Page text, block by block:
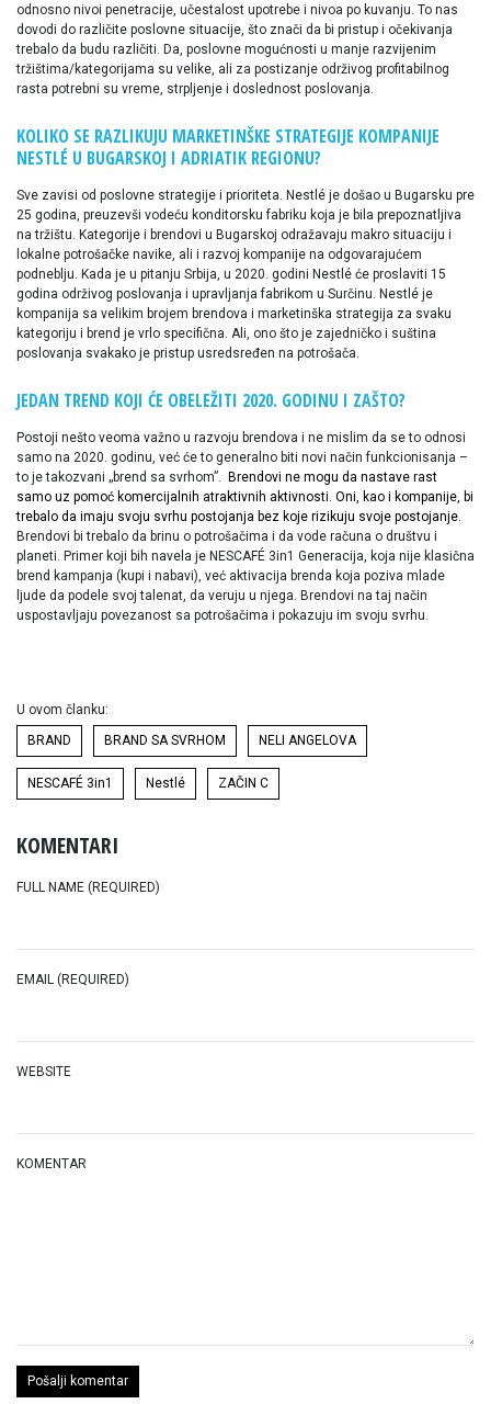
odnosno nivoi penetracije, učestalost upotrebe i nivoa po kuvanju. To nas
dovodi do različite poslovne situacije, što znači da bi pristup i očekivanja
trebalo da budu različiti. Da, poslovne mogućnosti u manje razvijenim
tržištima/kategorijama su velike, ali za postizanje održivog profitabilnog
rasta potrebni su vreme, strpljenje i doslednost poslovanja.
KOLIKO SE RAZLIKUJU MARKETINŠKE STRATEGIJE KOMPANIJE
NESTLÉ U BUGARSKOJ I ADRIATIK REGIONU?
Sve zavisi od poslovne strategije i prioriteta. Nestlé je došao u Bugarsku pre
25 godina, preuzevši vodeću konditorsku fabriku koja je bila prepoznatljiva
na tržištu. Kategorije i brendovi u Bugarskoj odražavaju makro situaciju i
lokalne potrošačke navike, ali i razvoj kompanije na odgovarajućem
podneblju. Kada je u pitanju Srbija, u 2020. godini Nestlé će proslaviti 15
godina održivog poslovanja i upravljanja fabrikom u Surčinu. Nestlé je
kompanija sa velikim brojem brendova i marketinška strategija za svaku
kategoriju i brend je vrlo specifična. Ali, ono što je zajedničko i suština
poslovanja svakako je pristup usredsređen na potrošača.
JEDAN TREND KOJI ĆE OBELEŽITI 2020. GODINU I ZAŠTO?
Postoji nešto veoma važno u razvoju brendova i ne mislim da se to odnosi
samo na 2020. godinu, već će to generalno biti novi način funkcionisanja –
to je takozvani „brend sa svrhom”.
Brendovi ne mogu da nastave rast
samo uz pomoć komercijalnih atraktivnih aktivnosti. Oni, kao i kompanije, bi
trebalo da imaju svoju svrhu postojanja bez koje rizikuju svoje postojanje.
Brendovi bi trebalo da brinu o potrošačima i da vode računa o društvu i
planeti. Primer koji bih navela je NESCAFÉ 3in1 Generacija, koja nije klasična
brend kampanja (kupi i nabavi), već aktivacija brenda koja poziva mlade
ljude da podele svoj talenat, da veruju u njega. Brendovi na taj način
uspostavljaju povezanost sa potrošačima i pokazuju im svoju svrhu.
U ovom članku:
BRAND BRAND SA SVRHOM NELI ANGELOVA
NESCAFÉ 3in1 Nestlé ZAČIN C
KOMENTARI
FULL NAME (REQUIRED)
EMAIL (REQUIRED)
WEBSITE
KOMENTAR